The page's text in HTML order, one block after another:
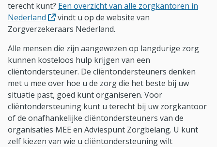
terecht kunt? Een overzicht van alle zorgkantoren in
Nederland (Opent in nieuw venster)
vindt u op de website van
Zorgverzekeraars Nederland.
Alle mensen die zijn aangewezen op langdurige zorg
kunnen kosteloos hulp krijgen van een
cliëntondersteuner. De cliëntondersteuners denken
met u mee over hoe u de zorg die het beste bij uw
situatie past, goed kunt organiseren. Voor
cliëntondersteuning kunt u terecht bij uw zorgkantoor
of de onafhankelijke cliëntondersteuners van de
organisaties MEE en Adviespunt Zorgbelang. U kunt
zelf kiezen van wie u cliëntondersteuning wilt